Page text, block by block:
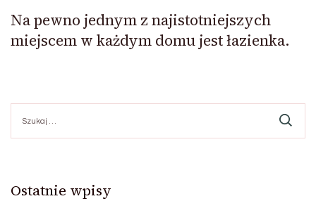
Na pewno jednym z najistotniejszych
miejscem w każdym domu jest łazienka.
Ostatnie wpisy